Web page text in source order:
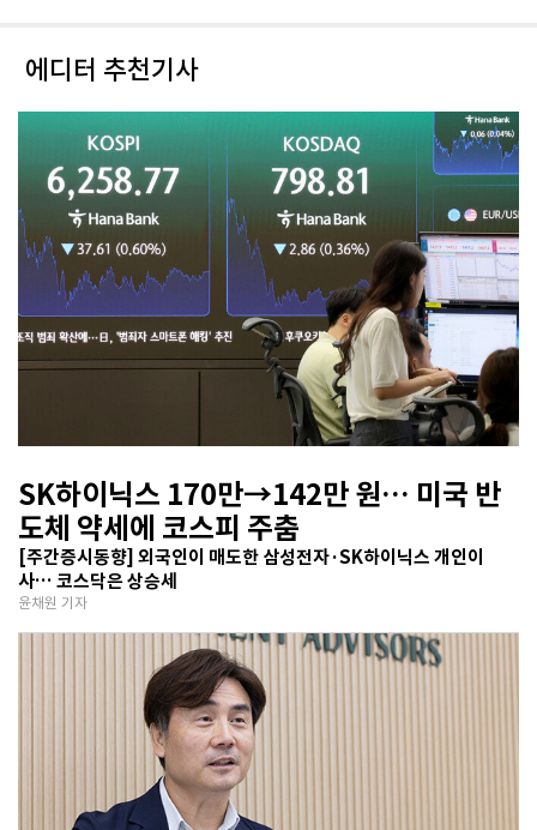
에디터 추천기사
SK하이닉스 170만→142만 원… 미국 반
도체 약세에 코스피 주춤
[주간증시동향] 외국인이 매도한 삼성전자·SK하이닉스 개인이
사… 코스닥은 상승세
윤채원 기자